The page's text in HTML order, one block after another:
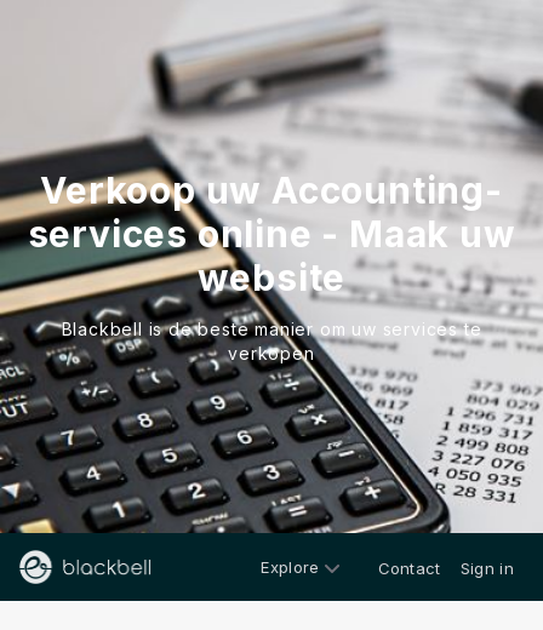
Verkoop uw Accounting-
services online - Maak uw
website
Blackbell is de beste manier om uw services te
verkopen
Explore Contact Sign in